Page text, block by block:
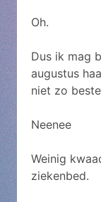
Oh.
Dus ik mag
augustus
niet zo
Neenee
Weinig
ziekenbed.